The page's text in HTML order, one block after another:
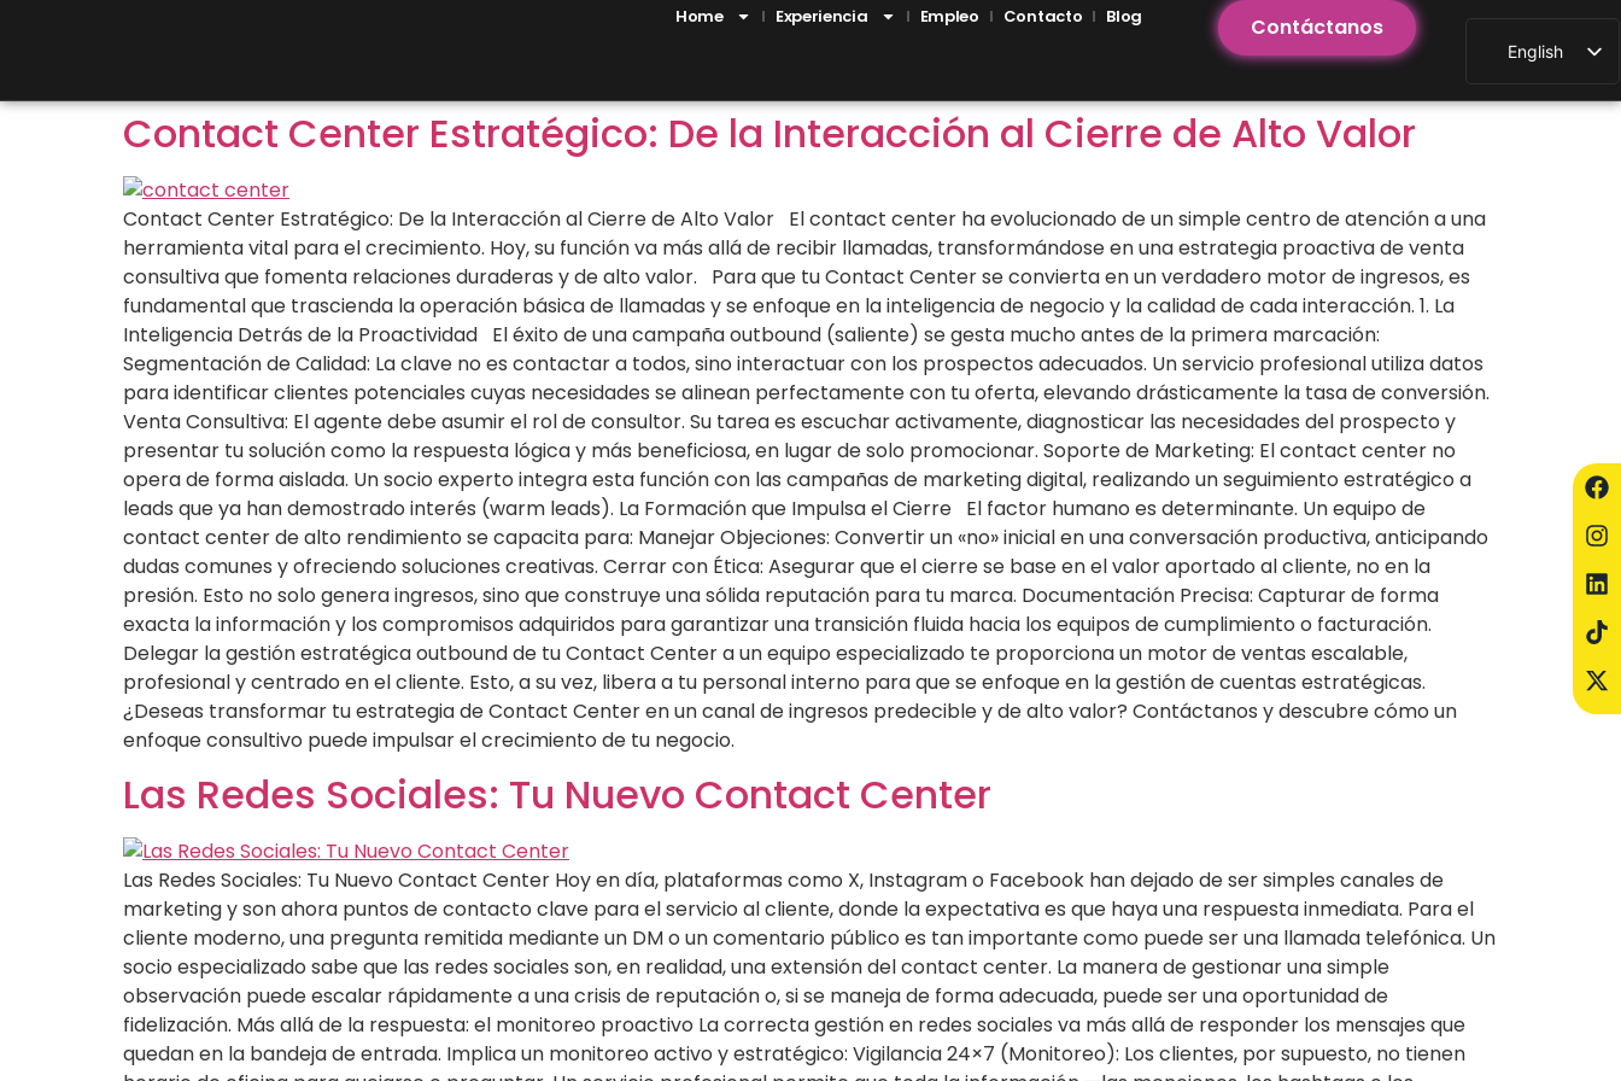
Contáctanos
English
Home Experiencia Empleo Contacto Blog
Contact Center Estratégico: De la Interacción al Cierre de Alto Valor
Contact Center Estratégico: De la Interacción al Cierre de Alto Valor El contact center ha evolucionado de un simple centro de atención a una
herramienta vital para el crecimiento. Hoy, su función va más allá de recibir llamadas, transformándose en una estrategia proactiva de venta
consultiva que fomenta relaciones duraderas y de alto valor. Para que tu Contact Center se convierta en un verdadero motor de ingresos, es
fundamental que trascienda la operación básica de llamadas y se enfoque en la inteligencia de negocio y la calidad de cada interacción. 1. La
Inteligencia Detrás de la Proactividad El éxito de una campaña outbound (saliente) se gesta mucho antes de la primera marcación:
Segmentación de Calidad: La clave no es contactar a todos, sino interactuar con los prospectos adecuados. Un servicio profesional utiliza datos
para identificar clientes potenciales cuyas necesidades se alinean perfectamente con tu oferta, elevando drásticamente la tasa de conversión.
Venta Consultiva: El agente debe asumir el rol de consultor. Su tarea es escuchar activamente, diagnosticar las necesidades del prospecto y
presentar tu solución como la respuesta lógica y más beneficiosa, en lugar de solo promocionar. Soporte de Marketing: El contact center no
opera de forma aislada. Un socio experto integra esta función con las campañas de marketing digital, realizando un seguimiento estratégico a
leads que ya han demostrado interés (warm leads). La Formación que Impulsa el Cierre El factor humano es determinante. Un equipo de
contact center de alto rendimiento se capacita para: Manejar Objeciones: Convertir un «no» inicial en una conversación productiva, anticipando
dudas comunes y ofreciendo soluciones creativas. Cerrar con Ética: Asegurar que el cierre se base en el valor aportado al cliente, no en la
presión. Esto no solo genera ingresos, sino que construye una sólida reputación para tu marca. Documentación Precisa: Capturar de forma
exacta la información y los compromisos adquiridos para garantizar una transición fluida hacia los equipos de cumplimiento o facturación.
Delegar la gestión estratégica outbound de tu Contact Center a un equipo especializado te proporciona un motor de ventas escalable,
profesional y centrado en el cliente. Esto, a su vez, libera a tu personal interno para que se enfoque en la gestión de cuentas estratégicas.
¿Deseas transformar tu estrategia de Contact Center en un canal de ingresos predecible y de alto valor? Contáctanos y descubre cómo un
enfoque consultivo puede impulsar el crecimiento de tu negocio.
Las Redes Sociales: Tu Nuevo Contact Center
Las Redes Sociales: Tu Nuevo Contact Center Hoy en día, plataformas como X, Instagram o Facebook han dejado de ser simples canales de
marketing y son ahora puntos de contacto clave para el servicio al cliente, donde la expectativa es que haya una respuesta inmediata. Para el
cliente moderno, una pregunta remitida mediante un DM o un comentario público es tan importante como puede ser una llamada telefónica. Un
socio especializado sabe que las redes sociales son, en realidad, una extensión del contact center. La manera de gestionar una simple
observación puede escalar rápidamente a una crisis de reputación o, si se maneja de forma adecuada, puede ser una oportunidad de
fidelización. Más allá de la respuesta: el monitoreo proactivo La correcta gestión en redes sociales va más allá de responder los mensajes que
quedan en la bandeja de entrada. Implica un monitoreo activo y estratégico: Vigilancia 24×7 (Monitoreo): Los clientes, por supuesto, no tienen